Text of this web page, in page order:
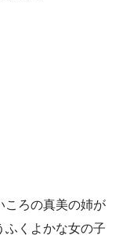
ころの真美の姉が
ふくよかな女の子